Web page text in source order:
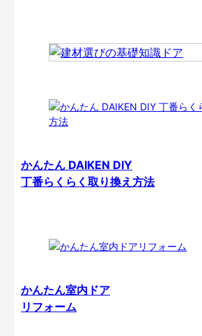
かんたん DAIKEN DIY
丁番らくらく取り換え方法
かんたん室内ドア
リフォーム